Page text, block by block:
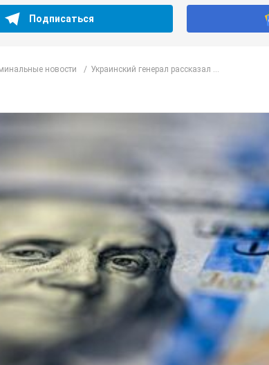
Подписаться
новости Украинский генерал рассказал ...